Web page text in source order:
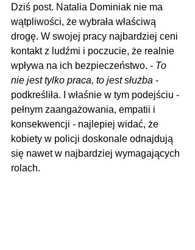
Dziś post. Natalia Dominiak nie ma
wątpliwości, że wybrała właściwą
drogę. W swojej pracy najbardziej ceni
kontakt z ludźmi i poczucie, że realnie
wpływa na ich bezpieczeństwo. - To
nie jest tylko praca, to jest służba -
podkreśliła. I właśnie w tym podejściu -
pełnym zaangażowania, empatii i
konsekwencji - najlepiej widać, że
kobiety w policji doskonale odnajdują
się nawet w najbardziej wymagających
rolach.